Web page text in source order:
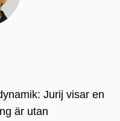
Jurij visar en
är utan